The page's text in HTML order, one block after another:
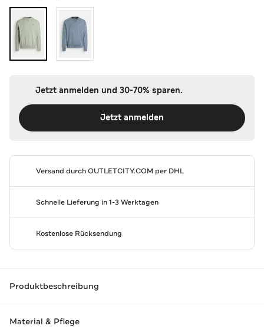
Jetzt anmelden und 30-70% sparen.
Jetzt anmelden
Versand durchOUTLETCITY.COM per DHL
Schnelle Lieferung in 1-3 Werktagen
Kostenlose Rücksendung
Produktbeschreibung
Material & Pflege